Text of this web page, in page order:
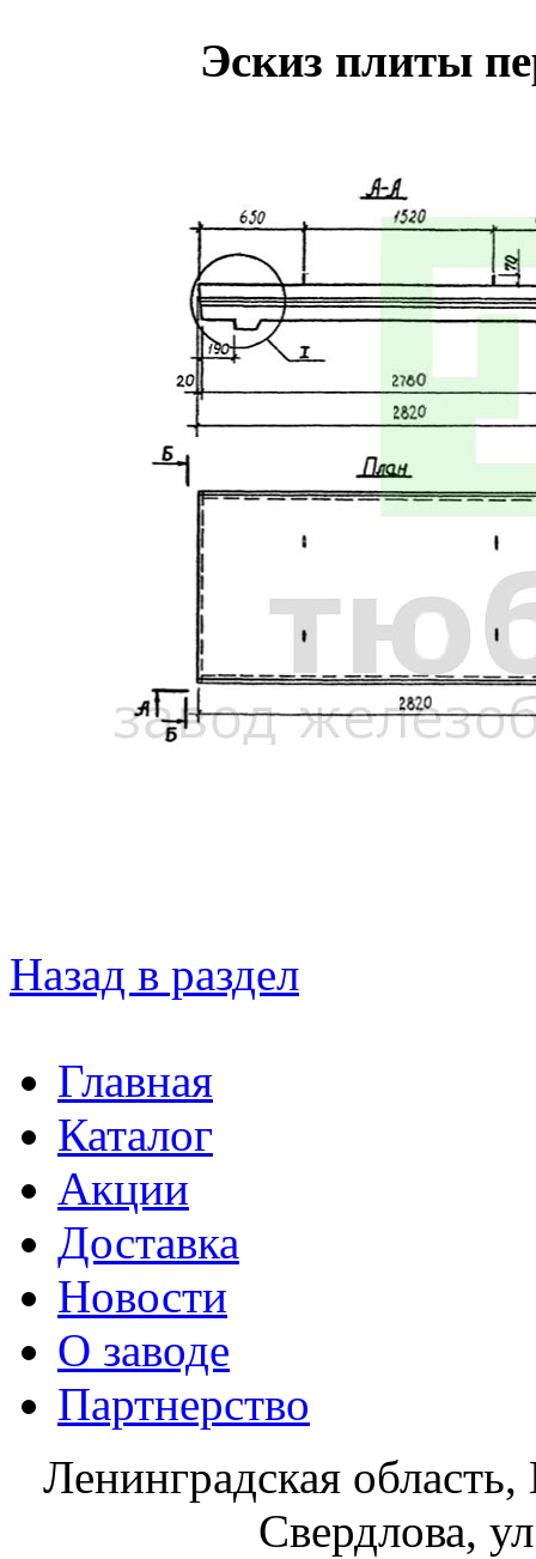
Эскиз плиты
Назад в раздел
Главная
Каталог
Акции
Доставка
Новости
О заводе
Партнерство
Ленинградская
Свердлова,